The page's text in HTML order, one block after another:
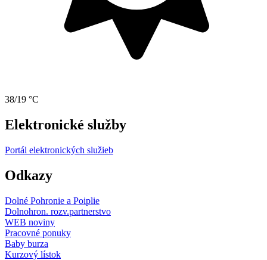
38/19 °C
Elektronické služby
Portál elektronických služieb
Odkazy
Dolné Pohronie a Poiplie
Dolnohron. rozv.partnerstvo
WEB noviny
Pracovné ponuky
Baby burza
Kurzový lístok